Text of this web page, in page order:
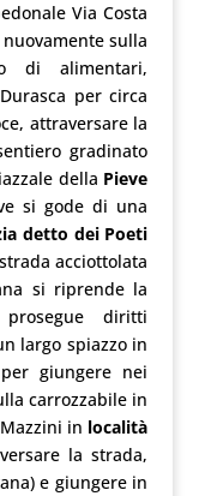
Via Costa
sulla
di alimentari,
per circa
attraversare la
gradinato
della Pieve
si gode di una
detto dei Poeti
acciottolata
si riprende la
diritti
largo spiazzo in
giungere nei
carrozzabile in
in località
la strada,
e giungere in